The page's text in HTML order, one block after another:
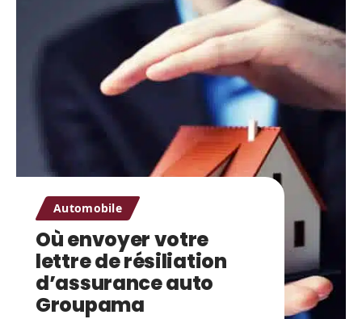
Automobile
Où envoyer votre
lettre de résiliation
d’assurance auto
Groupama